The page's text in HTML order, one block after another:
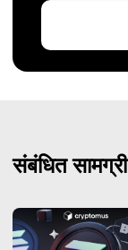
संबंधित सामग्री